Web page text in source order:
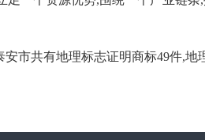
共有地理标志证明商标49件,地